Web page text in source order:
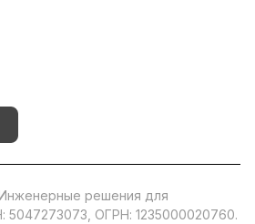
решения для
5047273073, ОГРН: 1235000020760.